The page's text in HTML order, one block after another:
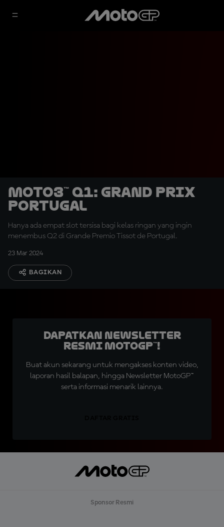
Moto3™ Q1: Grand Prix
Portugal
Hanya ada empat slot tersisa bagi kelas ringan yang ingin
menembus Q2 di Grande Premio Tissot de Portugal.
23 Mar 2024
BAGIKAN
Dapatkan Newsletter
Resmi MotoGP™!
Buat akun sekarang untuk mengakses konten video,
laporan hasil balapan, hingga Newsletter MotoGP™
serta informasi menarik lainnya.
Sponsor Resmi